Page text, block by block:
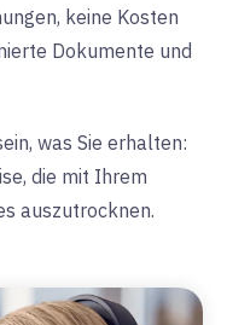
keine Kosten
Dokumente und
was Sie erhalten:
die mit Ihrem
auszutrocknen.